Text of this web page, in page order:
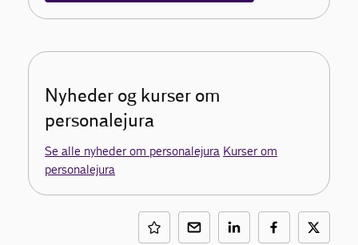
Nyheder og kurser om
personalejura
Se alle nyheder om personalejura Kurser om
personalejura